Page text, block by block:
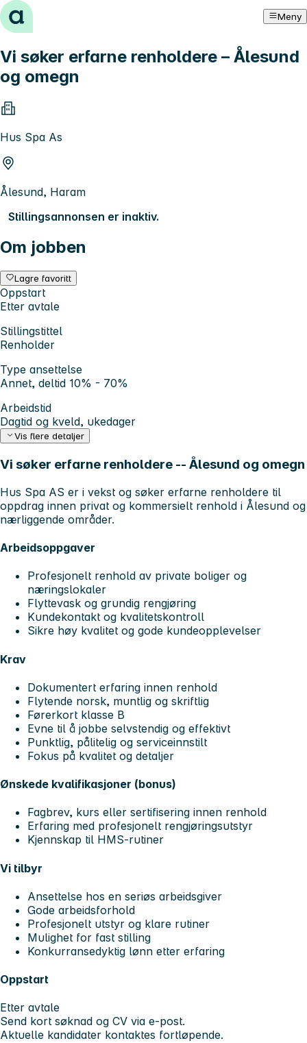
Hopp til innhold Meny
Vi søker erfarne renholdere – Ålesund
og omegn
Hus Spa As
Ålesund, Haram
Stillingsannonsen er inaktiv.
Om jobben
Lagre favoritt
Oppstart
Etter avtale
Stillingstittel
Renholder
Type ansettelse
Annet, deltid 10% - 70%
Arbeidstid
Dagtid og kveld, ukedager
Vis flere detaljer
Vi søker erfarne renholdere -- Ålesund og omegn
Hus Spa AS er i vekst og søker erfarne renholdere til
oppdrag innen privat og kommersielt renhold i Ålesund og
nærliggende områder.
Arbeidsoppgaver
Profesjonelt renhold av private boliger og
næringslokaler
Flyttevask og grundig rengjøring
Kundekontakt og kvalitetskontroll
Sikre høy kvalitet og gode kundeopplevelser
Krav
Dokumentert erfaring innen renhold
Flytende norsk, muntlig og skriftlig
Førerkort klasse B
Evne til å jobbe selvstendig og effektivt
Punktlig, pålitelig og serviceinnstilt
Fokus på kvalitet og detaljer
Ønskede kvalifikasjoner (bonus)
Fagbrev, kurs eller sertifisering innen renhold
Erfaring med profesjonelt rengjøringsutstyr
Kjennskap til HMS-rutiner
Vi tilbyr
Ansettelse hos en seriøs arbeidsgiver
Gode arbeidsforhold
Profesjonelt utstyr og klare rutiner
Mulighet for fast stilling
Konkurransedyktig lønn etter erfaring
Oppstart
Etter avtale
Send kort søknad og CV via e-post.
Aktuelle kandidater kontaktes fortløpende.